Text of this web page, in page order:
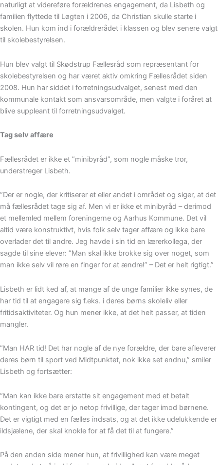
naturligt at videreføre forældrenes engagement, da Lisbeth og
familien flyttede til Løgten i 2006, da Christian skulle starte i
skolen. Hun kom ind i forældrerådet i klassen og blev senere valgt
til skolebestyrelsen.
Hun blev valgt til Skødstrup Fællesråd som repræsentant for
skolebestyrelsen og har været aktiv omkring Fællesrådet siden
2008. Hun har siddet i forretningsudvalget, senest med den
kommunale kontakt som ansvarsområde, men valgte i foråret at
blive suppleant til forretningsudvalget.
Tag selv affære
Fællesrådet er ikke et ”minibyråd”, som nogle måske tror,
understreger Lisbeth.
”Der er nogle, der kritiserer et eller andet i området og siger, at det
må fællesrådet tage sig af. Men vi er ikke et minibyråd – derimod
et mellemled mellem foreningerne og Aarhus Kommune. Det vil
altid være konstruktivt, hvis folk selv tager affære og ikke bare
overlader det til andre. Jeg havde i sin tid en lærerkollega, der
sagde til sine elever: ”Man skal ikke brokke sig over noget, som
man ikke selv vil røre en finger for at ændre!” – Det er helt rigtigt.”
Lisbeth er lidt ked af, at mange af de unge familier ikke synes, de
har tid til at engagere sig f.eks. i deres børns skoleliv eller
fritidsaktiviteter. Og hun mener ikke, at det helt passer, at tiden
mangler.
”Man HAR tid! Det har nogle af de nye forældre, der bare afleverer
deres børn til sport ved Midtpunktet, nok ikke set endnu,” smiler
Lisbeth og fortsætter:
”Man kan ikke bare erstatte sit engagement med et betalt
kontingent, og det er jo netop frivillige, der tager imod børnene.
Det er vigtigt med en fælles indsats, og at det ikke udelukkende er
ildsjælene, der skal knokle for at få det til at fungere.”
På den anden side mener hun, at frivillighed kan være meget